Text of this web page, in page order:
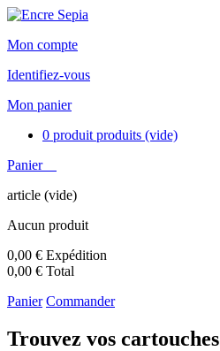
Mon compte
Identifiez-vous
Mon panier
0 produit produits (vide)
Panier
article (vide)
Aucun produit
0,00 € Expédition
0,00 € Total
Panier Commander
Trouvez vos cartouches